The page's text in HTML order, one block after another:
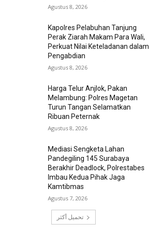
Agustus 8, 2026
Kapolres Pelabuhan Tanjung
Perak Ziarah Makam Para Wali,
Perkuat Nilai Keteladanan dalam
Pengabdian
Agustus 8, 2026
Harga Telur Anjlok, Pakan
Melambung: Polres Magetan
Turun Tangan Selamatkan
Ribuan Peternak
Agustus 8, 2026
Mediasi Sengketa Lahan
Pandegiling 145 Surabaya
Berakhir Deadlock, Polrestabes
Imbau Kedua Pihak Jaga
Kamtibmas
Agustus 7, 2026
تحميل أكثر